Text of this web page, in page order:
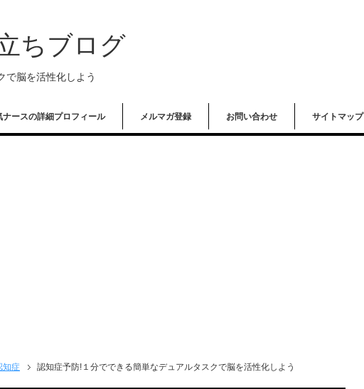
ちブログ
で脳を活性化しよう
ナースの詳細プロフィール メルマガ登録 お問い合わせ サイトマップ
知症 認知症予防!１分でできる簡単なデュアルタスクで脳を活性化しよう